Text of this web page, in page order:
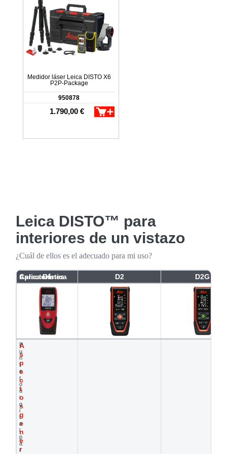
Medidor láser Leica DISTO X6
P2P-Package
950878
1.790,00 €
Leica DISTO™ para
interiores de un vistazo
¿Cuál de ellos es el adecuado para mi uso?
Aplicaciones
Característica
D1 D2 D2G
A
s
p
e
c
t
o
s
g
e
n
e
r
P
u
n
t
e
r
o
d
i
g
i
t
a
l
p
a
r